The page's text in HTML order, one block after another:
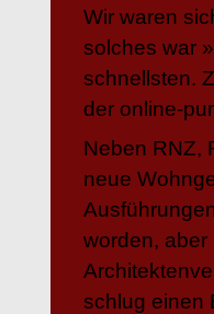
Wir waren
solches war
schnellsten.
der online-
Neben RNZ,
neue
worden, aber
schlug einen